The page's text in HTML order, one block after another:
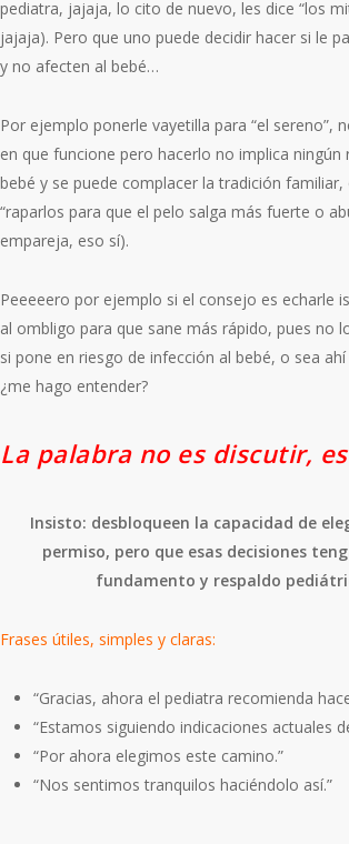
pediatra, jajaja, lo cito de nuevo, les dice “los
jajaja). Pero que uno puede decidir hacer si le
y no afecten al bebé…
Por ejemplo ponerle vayetilla para “el sereno”,
en que funcione pero hacerlo no implica ningún
bebé y se puede complacer la tradición
“raparlos para que el pelo salga más fuerte o
empareja, eso sí).
Peeeeero por ejemplo si el consejo es echarle
al ombligo para que sane más rápido, pues no
si pone en riesgo de infección al bebé, o sea
¿me hago entender?
La palabra no es discutir,
Insisto: desbloqueen la capacidad de
permiso, pero que esas decisiones
fundamento y respaldo
Frases útiles, simples y claras:
“Gracias, ahora el pediatra recomienda
“Estamos siguiendo indicaciones actuales
“Por ahora elegimos este camino.”
“Nos sentimos tranquilos haciéndolo así.”